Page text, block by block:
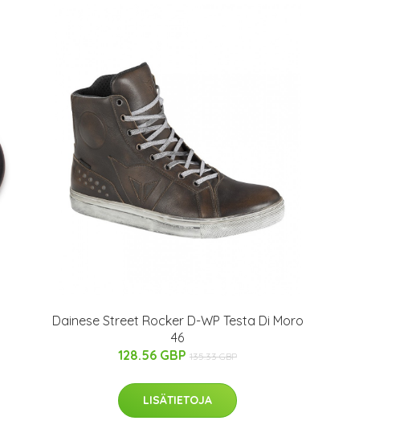
Dainese Street Rocker D-WP Testa Di Moro
46
128.56 GBP 135.33 GBP
LISÄTIETOJA